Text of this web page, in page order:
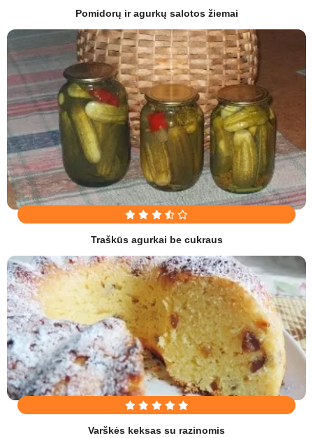
Pomidorų ir agurkų salotos žiemai
Traškūs agurkai be cukraus
Varškės keksas su razinomis